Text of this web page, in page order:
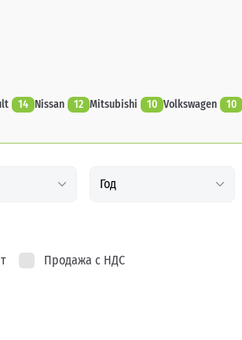
14 Nissan 12 Mitsubishi 10 Volkswagen 10
Год
Продажа с НДС